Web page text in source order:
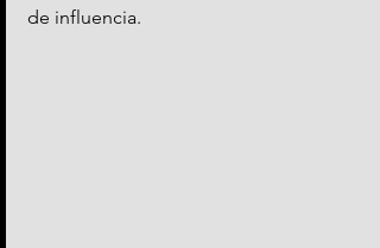
de influencia.